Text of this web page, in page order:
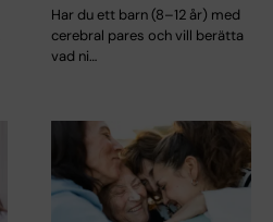
Har du ett barn (8–12 år) med
cerebral pares och vill berätta
vad ni…